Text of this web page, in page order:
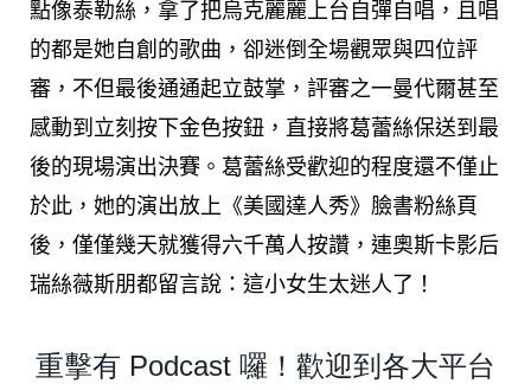
點像泰勒絲，拿了把烏克麗麗上台自彈自唱，且唱
的都是她自創的歌曲，卻迷倒全場觀眾與四位評
審，不但最後通通起立鼓掌，評審之一曼代爾甚至
感動到立刻按下金色按鈕，直接將葛蕾絲保送到最
後的現場演出決賽。葛蕾絲受歡迎的程度還不僅止
於此，她的演出放上《美國達人秀》臉書粉絲頁
後，僅僅幾天就獲得六千萬人按讚，連奧斯卡影后
瑞絲薇斯朋都留言說：這小女生太迷人了！
重擊有 Podcast 囉！歡迎到各大平台